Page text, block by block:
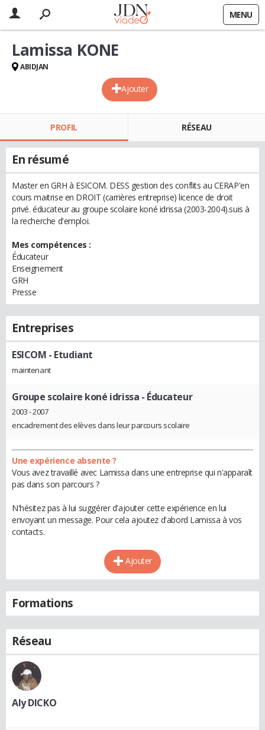
MENU
Ajouter
Lamissa KONE
ABIDJAN
PROFIL RÉSEAU
En résumé
Master en GRH à ESICOM. DESS gestion des conflits au CERAP'en
cours maitrise en DROIT (carrières entreprise) licence de droit
privé. éducateur au groupe scolaire koné idrissa (2003-2004).suis à
la recherche d'emploi.
Mes compétences :
Éducateur
Enseignement
GRH
Presse
Entreprises
ESICOM - Etudiant
maintenant
Groupe scolaire koné idrissa - Éducateur
2003 - 2007
encadrement des elèves dans leur parcours scolaire
Une expérience absente ?
Vous avez travaillé avec Lamissa dans une entreprise qui n'apparaît
pas dans son parcours ?
N'hésitez pas à lui suggérer d'ajouter cette expérience en lui
envoyant un message. Pour cela ajoutez d'abord Lamissa à vos
contacts.
Ajouter
Formations
Réseau
Aly DICKO